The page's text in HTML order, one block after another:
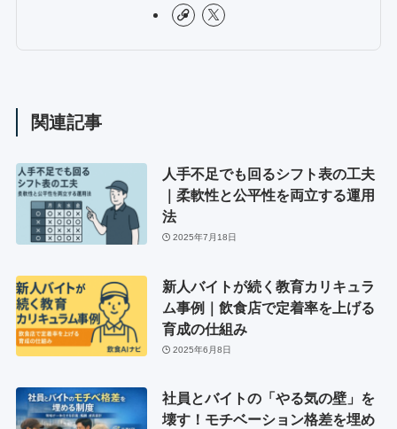
関連記事
人手不足でも回るシフト表の工夫
｜柔軟性と公平性を両立する運用
法
2025年7月18日
新人バイトが続く教育カリキュラ
ム事例｜飲食店で定着率を上げる
育成の仕組み
2025年6月8日
社員とバイトの「やる気の壁」を
壊す！モチベーション格差を埋め